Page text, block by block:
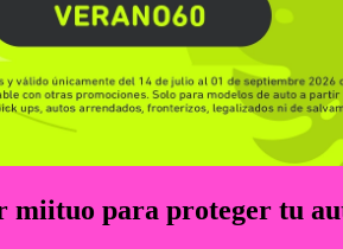
miituo para proteger tu